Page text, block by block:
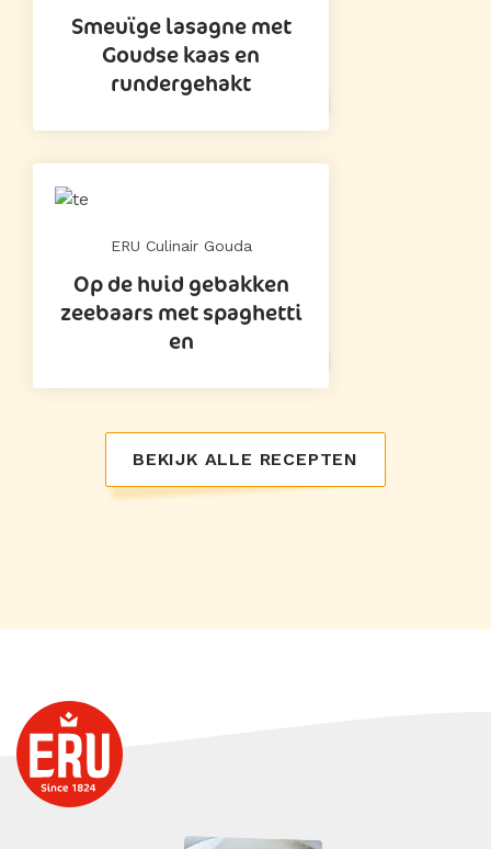
Smeuïge lasagne met
Goudse kaas en
rundergehakt
ERU Culinair Gouda
Op de huid gebakken
zeebaars met spaghetti
en
BEKIJK ALLE RECEPTEN